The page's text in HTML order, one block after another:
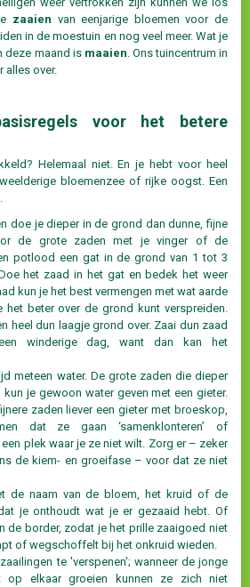
zaaien van eenjarige bloemen voor de
in de moestuin en nog veel meer. Wat je
deze maand is maaien. Ons tuincentrum in
alles over.
voor het betere
Helemaal niet. En je hebt voor heel
bloemenzee of rijke oogst. Een
doe je dieper in de grond dan dunne, fijne
de grote zaden met je vinger of de
potlood een gat in de grond van 1 tot 3
het zaad in het gat en bedek het weer
kun je het best vermengen met wat aarde
het beter over de grond kunt verspreiden.
heel dun laagje grond over. Zaai dun zaad
winderige dag, want dan kan het
meteen water. De grote zaden die dieper
je gewoon water geven met een gieter.
zaden liever een gieter met broeskop,
dat ze gaan ‘samenklonteren’ of
plek waar je ze niet wilt. Zorg er – zeker
de kiem- en groeifase – voor dat ze niet
de naam van de bloem, het kruid of de
je onthoudt wat je er gezaaid hebt. Of
de border, zodat je het prille zaaigoed niet
of wegschoffelt bij het onkruid wieden.
te 'verspenen'; wanneer de jonge
op elkaar groeien kunnen ze zich niet